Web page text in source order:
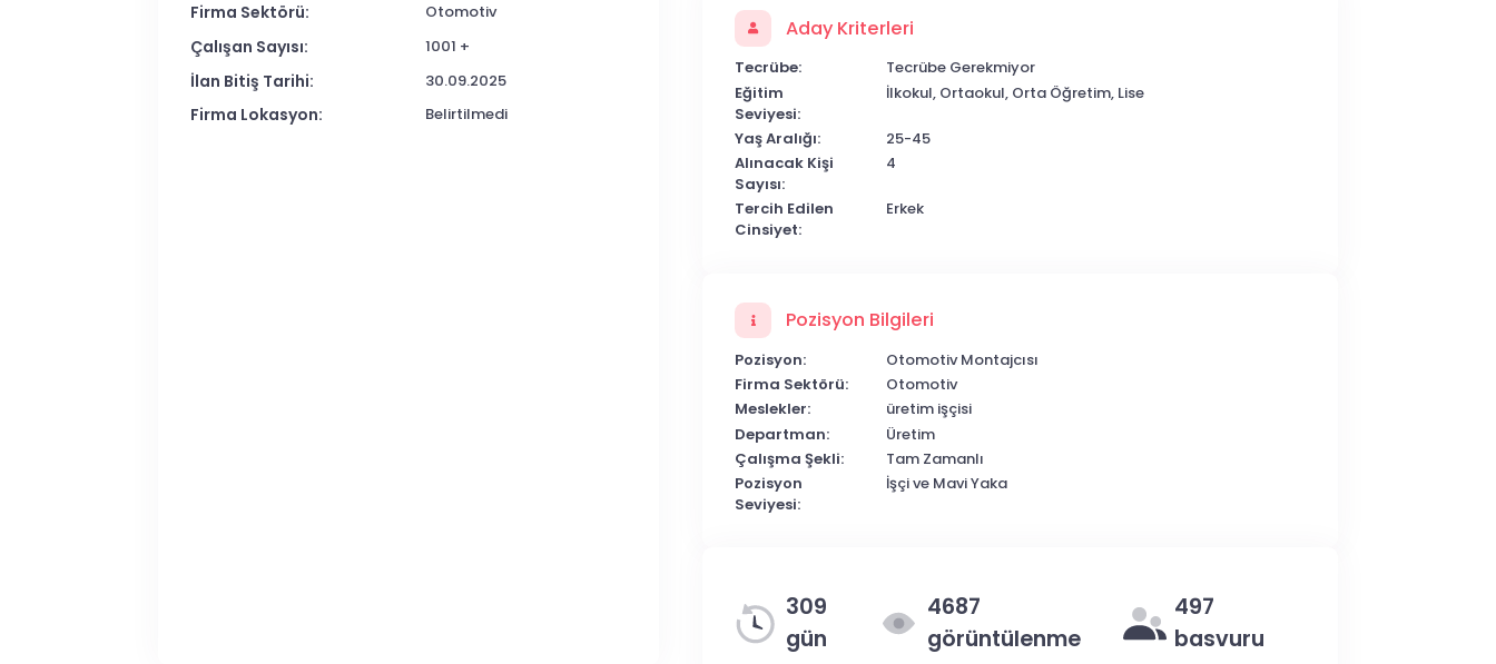
Firma Sektörü: Otomotiv
Çalışan Sayısı: 1001 +
İlan Bitiş Tarihi: 30.09.2025
Firma Lokasyon: Belirtilmedi
Aday Kriterleri
Tecrübe:
Tecrübe Gerekmiyor
Eğitim
Seviyesi:
İlkokul, Ortaokul, Orta Öğretim, Lise
Yaş Aralığı:
25-45
Alınacak Kişi
Sayısı:
4
Tercih Edilen
Cinsiyet:
Erkek
Pozisyon Bilgileri
Pozisyon:
Otomotiv Montajcısı
Firma Sektörü:
Otomotiv
Meslekler:
üretim işçisi
Departman:
Üretim
Çalışma Şekli:
Tam Zamanlı
Pozisyon
Seviyesi:
İşçi ve Mavi Yaka
309
gün
4687
görüntülenme
497
basvuru